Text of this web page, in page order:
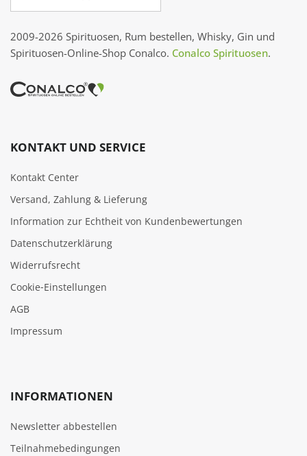
2009-2026 Spirituosen, Rum bestellen, Whisky, Gin und
Spirituosen-Online-Shop Conalco. Conalco Spirituosen.
KONTAKT UND SERVICE
Kontakt Center
Versand, Zahlung & Lieferung
Information zur Echtheit von Kundenbewertungen
Datenschutzerklärung
Widerrufsrecht
Cookie‑Einstellungen
AGB
Impressum
INFORMATIONEN
Newsletter abbestellen
Teilnahmebedingungen